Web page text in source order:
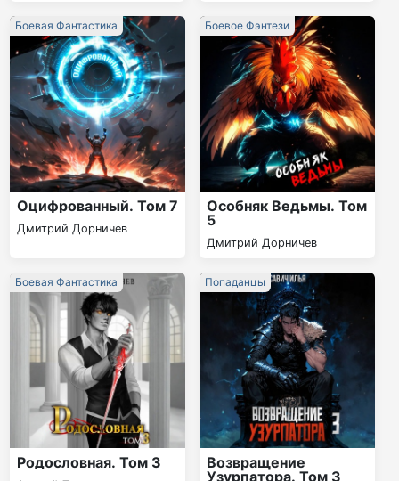
Оцифрованный. Том 7
Дмитрий Дорничев
Боевая Фантастика
Особняк Ведьмы. Том
5
Дмитрий Дорничев
Боевое Фэнтези
Родословная. Том 3
Боевая Фантастика
Возвращение
Узурпатора. Том 3
Попаданцы